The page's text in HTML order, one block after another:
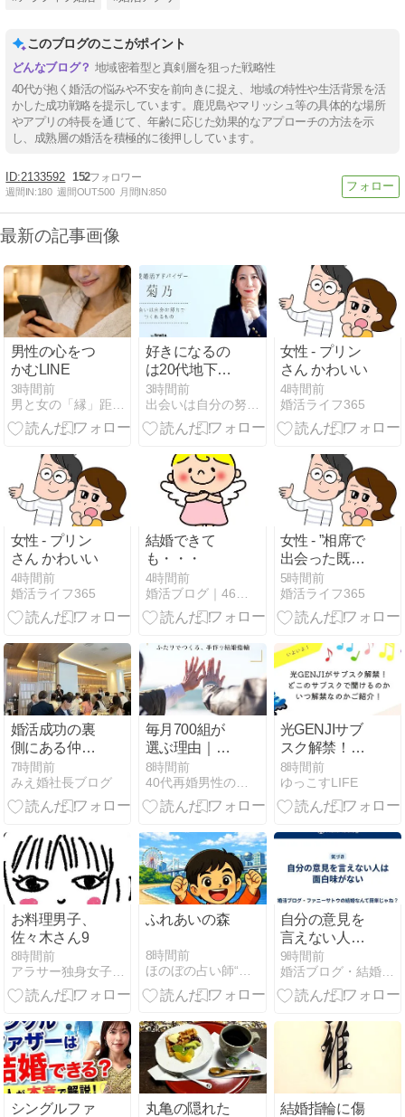
このブログのここがポイント
地域密着型と真剣層を狙った戦略性
40代が抱く婚活の悩みや不安を前向きに捉え、地域の特性や生活背景を活
かした成功戦略を提示しています。鹿児島やマリッシュ等の具体的な場所
やアプリの特長を通じて、年齢に応じた効果的なアプローチの方法を示
し、成熟層の婚活を積極的に後押ししています。
2133592 152
週間IN:180 週間OUT:500 月間IN:850
最新の記事画像
男性の心をつ
かむLINE
3時間前
好きになるの
は20代地下ア
イドル（44歳
男性芸人の婚
活）
3時間前
女性 - プリン
さん かわいい
4時間前
婚活ライフ365
女性 - プリン
さん かわいい
4時間前
婚活ライフ365
結婚できて
も・・・
4時間前
女性 - ”相席で
出会った既婚
者達①”
5時間前
婚活ライフ365
婚活成功の裏
側にある仲人
同士の信頼関
係と東海仲人
大会で得た新
重県
7時間前
みえ婚社長ブログ
毎月700組が
選ぶ理由｜40
代再婚男性の
ための鎌倉彫
金工房「手作
ガイド
8時間前
40代再婚男性の婚活完全ガイド
光GENJIサブ
スク解禁！ど
このサブスク
で聞けるのか
いつ解禁かご
8時間前
ゆっこすLIFE
お料理男子、
佐々木さん9
8時間前
アラサー独身女子さゆりの徒然日記
ふれあいの森
8時間前
ほのぼの占い師“村野大衡”
自分の意見を
言えない人は
面白味がない
9時間前
婚活ブログ・結婚なんて簡単じゃね？
シングルファ
丸亀の隠れた
結婚指輪に傷